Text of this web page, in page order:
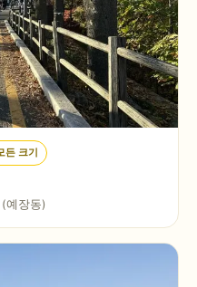
든 크기
예장동)